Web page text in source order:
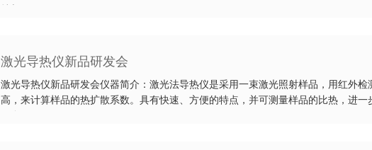
激光导热仪新品研发会
激光导热仪新品研发会仪器简介：激光法导热仪是采用一束激光照射样品，用红外
高，来计算样品的热扩散系数。具有快速、方便的特点，并可测量样品的比热，进一